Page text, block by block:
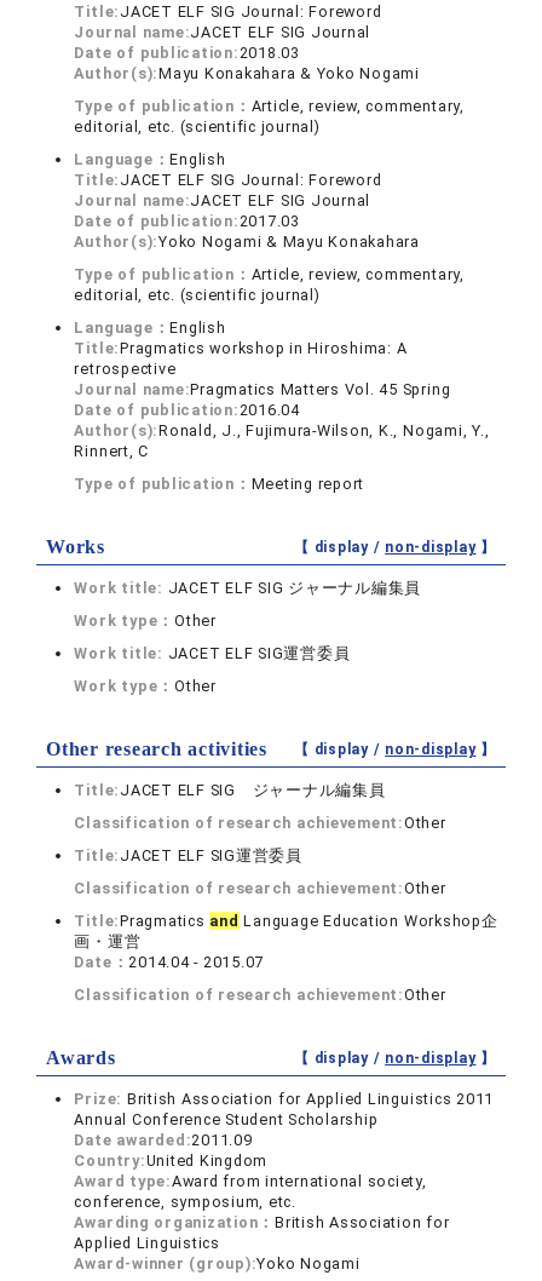
Title: JACET ELF SIG Journal: Foreword
Journal name:JACET ELF SIG Journal
Date of publication:2018.03
Author(s):Mayu Konakahara & Yoko Nogami
Type of publication： Article, review, commentary,
editorial, etc. (scientific journal)
Language：English
Title: JACET ELF SIG Journal: Foreword
Journal name:JACET ELF SIG Journal
Date of publication:2017.03
Author(s):Yoko Nogami & Mayu Konakahara
Type of publication： Article, review, commentary,
editorial, etc. (scientific journal)
Language：English
Title:Pragmatics workshop in Hiroshima: A
retrospective
Journal name:Pragmatics Matters Vol. 45 Spring
Date of publication:2016.04
Author(s):Ronald, J., Fujimura-Wilson, K., Nogami, Y.,
Rinnert, C
Type of publication： Meeting report
Works 【 display / non-display】
Work title: JACET ELF SIG ジャーナル編集員
Work type：Other
Work title: JACET ELF SIG運営委員
Work type：Other
Other research activities 【 display / non-display】
Title: JACET ELF SIG ジャーナル編集員
Classification of research achievement:Other
Title: JACET ELF SIG運営委員
Classification of research achievement:Other
Title:Pragmatics and Language Education Workshop企
画・運営
Date：2014.04 - 2015.07
Classification of research achievement:Other
Awards 【 display / non-display】
Prize: British Association for Applied Linguistics 2011
Annual Conference Student Scholarship
Date awarded:2011.09
Country:United Kingdom
Award type:Award from international society,
conference, symposium, etc.
Awarding organization：British Association for
Applied Linguistics
Award-winner (group):Yoko Nogami